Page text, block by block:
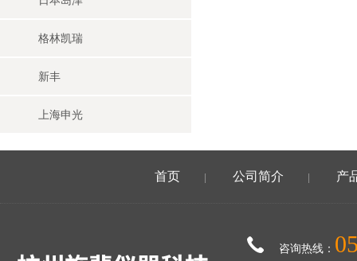
格林凯瑞
新丰
上海申光
首页 公司简介 产
咨询热线：